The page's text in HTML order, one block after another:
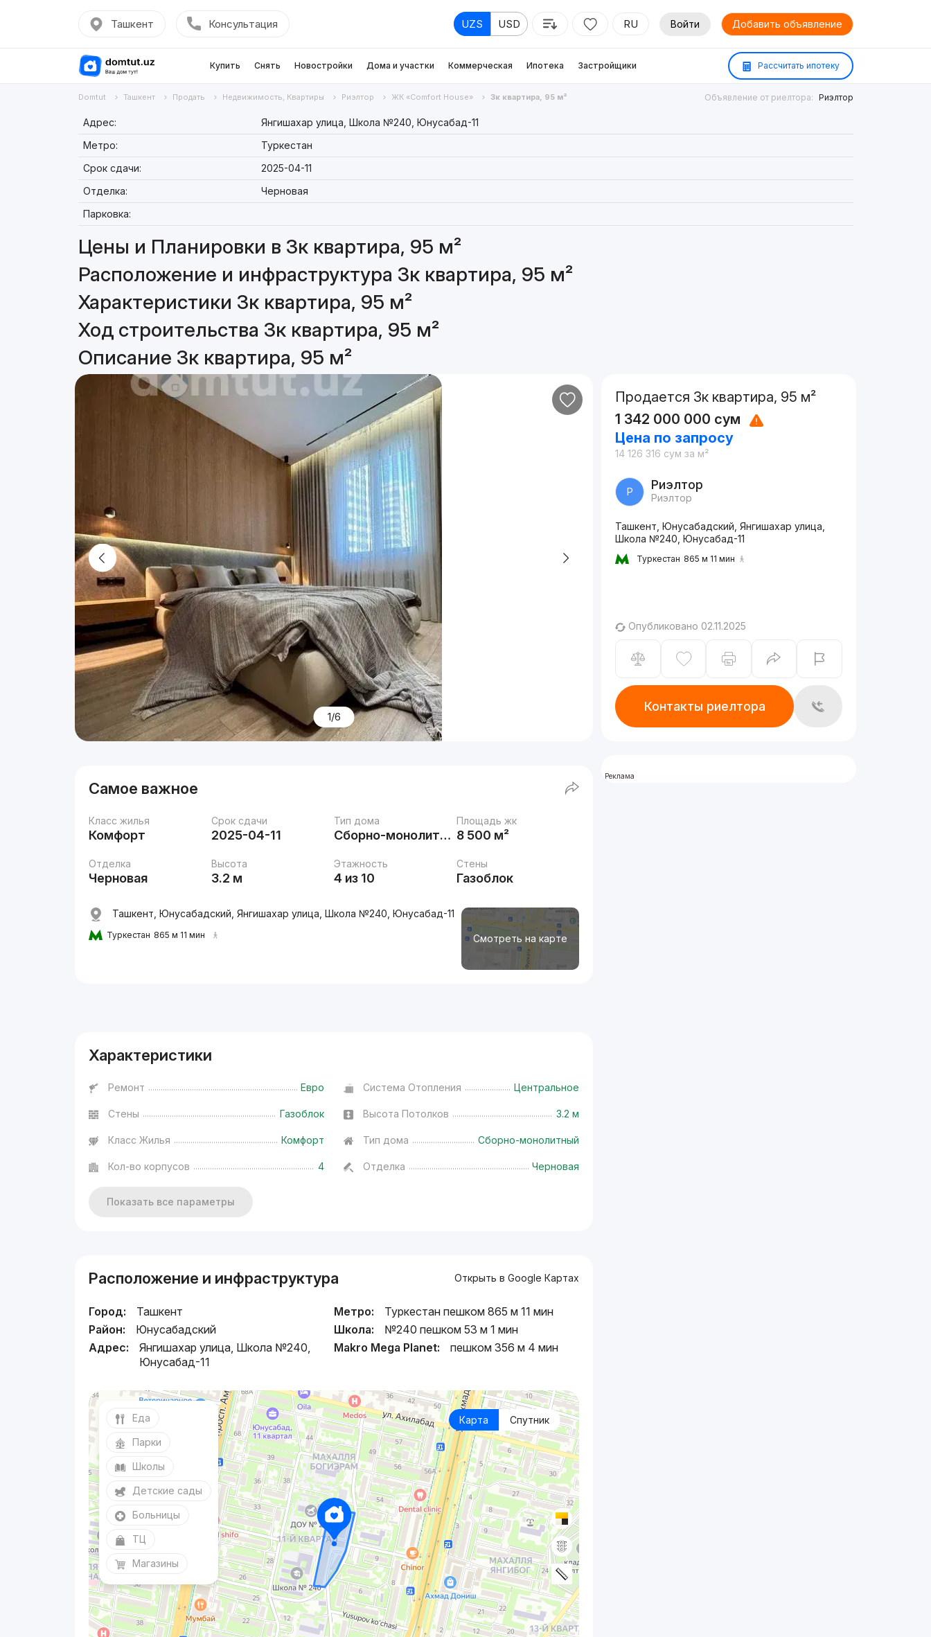
Ташкент Консультация UZS USD RU Войти Добавить объявление
Купить Снять Новостройки Дома и участки Коммерческая Ипотека Застройщики Рассчитать ипотеку
Domtut Ташкент Продать Недвижимость, Квартиры Риэлтор ЖК «Comfort House» 3к квартира, 95 м² Объявление от риелтора: Риэлтор
Адрес:
Янгишахар улица, Школа №240, Юнусабад-11
Метро:
Туркестан
Срок сдачи:
2025-04-11
Отделка:
Черновая
Парковка:
Цены и Планировки в 3к квартира, 95 м²
Расположение и инфраструктура 3к квартира, 95 м²
Характеристики 3к квартира, 95 м²
Ход строительства 3к квартира, 95 м²
Описание 3к квартира, 95 м²
1/6
Самое важное
Класс жилья
Комфорт
Срок сдачи
2025-04-11
Тип дома
Сборно-монолитный
Площадь жк
8 500 м²
Отделка
Черновая
Высота
3.2 м
Этажность
4 из 10
Стены
Газоблок
Смотреть на карте
Ташкент, Юнусабадский, Янгишахар улица, Школа №240, Юнусабад-11
Туркестан 865 м 11 мин
Характеристики
Ремонт Евро Система Отопления Центральное
Стены Газоблок Высота Потолков 3.2 м
Класс Жилья Комфорт Тип дома Сборно-монолитный
Кол-во корпусов 4 Отделка Черновая
Показать все параметры
Расположение и инфраструктура Открыть в Google Картах
Город:
Ташкент
Район:
Юнусабадский
Адрес:
Янгишахар улица, Школа №240,
Юнусабад-11
Метро:
Туркестан пешком 865 м 11 мин
Школа:
№240 пешком 53 м 1 мин
Makro Mega Planet:
пешком 356 м 4 мин
Карта Спутник
Еда
Парки
Школы
Детские сады
Больницы
ТЦ
Магазины
Продается 3к квартира, 95 м²
1 342 000 000 сум
Цена по запросу
14 126 316 сум за м²
Р Риэлтор
Риэлтор
Ташкент, Юнусабадский, Янгишахар улица,
Школа №240, Юнусабад-11
Туркестан 865 м 11 мин
Опубликовано 02.11.2025
Контакты риелтора
Реклама